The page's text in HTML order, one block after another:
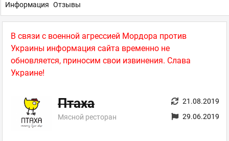
В связи с военной агрессией Мордора против
Украины информация сайта временно не
обновляется, приносим свои извинения. Слава
Украине!
Птаха
Мясной ресторан
21.08.2019
29.06.2019
Информация Отзывы